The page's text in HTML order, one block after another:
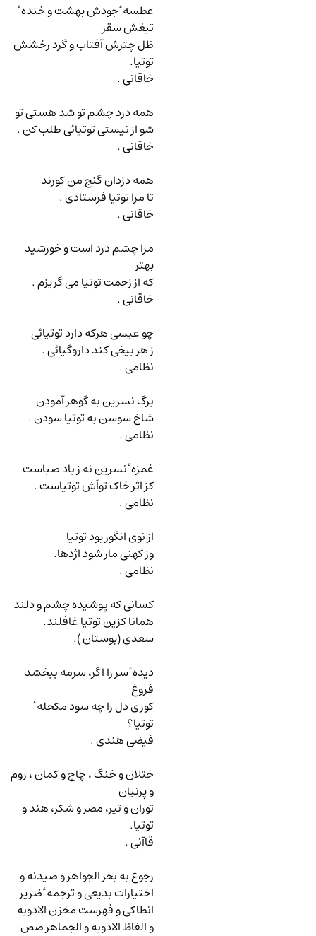
عطسه ٔ جودش بهشت و خنده ٔ
تیغش سقر
ظل چترش آفتاب و گرد رخشش
توتیا.
خاقانی .
همه درد چشم تو شد هستی تو
شو از نیستی توتیائی طلب کن .
خاقانی .
همه دزدان گنج من کورند
تا مرا توتیا فرستادی .
خاقانی .
مرا چشم درد است و خورشید
بهتر
که از زحمت توتیا می گریزم .
خاقانی .
چو عیسی هرکه دارد توتیائی
ز هر بیخی کند داروگیائی .
نظامی .
برگ نسرین به گوهر آمودن
شاخ سوسن به توتیا سودن .
نظامی .
غمزه ٔ نسرین نه ز باد صباست
کز اثر خاک تواَش توتیاست .
نظامی .
از نوی انگور بود توتیا
وز کهنی مار شود اژدها.
نظامی .
کسانی که پوشیده چشم و دلند
همانا کزین توتیا غافلند.
سعدی (بوستان ).
دیده ٔ سر را اگر، سرمه ببخشد
فروغ
کوری دل را چه سود مکحله ٔ
توتیا؟
فیضی هندی .
ختلان و خنگ ، چاچ و کمان ، روم
و پرنیان
توران و تیر، مصر و شکر، هند و
توتیا.
قاآنی .
رجوع به بحر الجواهر و صیدنه و
اختیارات بدیعی و ترجمه ٔ ضریر
انطاکی و فهرست مخزن الادویه
و الفاظ الادویه و الجماهر صص